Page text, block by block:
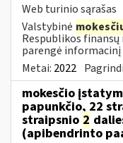
Web turinio sąrašas
Valstybinė
Respublikos
parengė informacinį
Metai: 2022
mokesčio
papunkčio, 22
straipsnio 2
(apibendrinto